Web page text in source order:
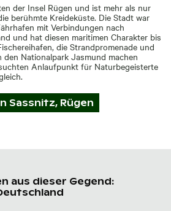
der Insel Rügen und ist mehr als nur
berühmte Kreideküste. Die Stadt war
mit Verbindungen nach
und hat diesen maritimen Charakter bis
die Strandpromenade und
Nationalpark Jasmund machen
Anlaufpunkt für Naturbegeisterte
Sassnitz, Rügen
aus dieser Gegend: